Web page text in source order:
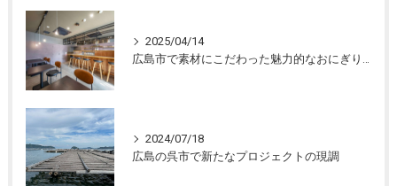
2025/04/14
2024/07/18
広島の呉市で新たなプロジェクトの現調